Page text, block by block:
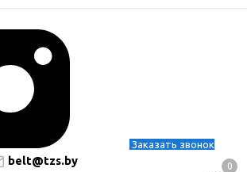
Заказать звонок
belt@tzs.by 0